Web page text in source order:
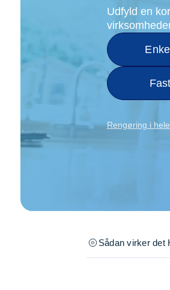
Udfyld en
Rengøring i
Sådan virker det